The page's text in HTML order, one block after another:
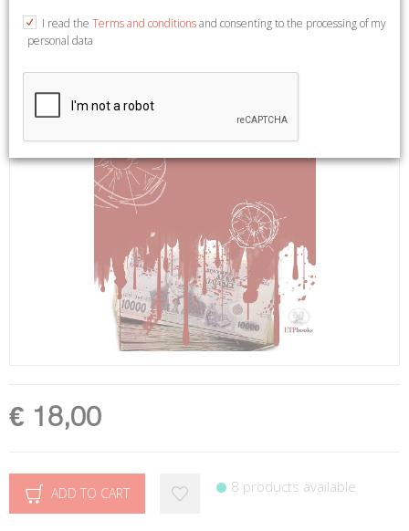
€ 18,00
ADD TO CART 8 products available
I read the Terms and conditionsand consenting to the processing of my
personal data